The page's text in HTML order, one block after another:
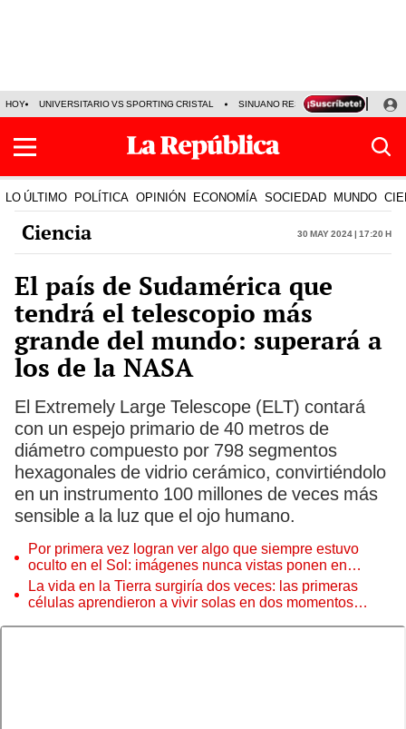
HOY UNIVERSITARIO VS SPORTING CRISTAL SINUANO RESULTADOS HOY
LO ÚLTIMO POLÍTICA OPINIÓN ECONOMÍA SOCIEDAD MUNDO
Ciencia 30 May 2024 | 17:20 h
El país de Sudamérica que
tendrá el telescopio más
grande del mundo: superará a
los de la NASA
El Extremely Large Telescope (ELT) contará
con un espejo primario de 40 metros de
diámetro compuesto por 798 segmentos
hexagonales de vidrio cerámico, convirtiéndolo
en un instrumento 100 millones de veces más
sensible a la luz que el ojo humano.
Por primera vez logran ver algo que siempre estuvo
oculto en el Sol: imágenes nunca vistas ponen en
aprietos a científicos
La vida en la Tierra surgiría dos veces: las primeras
células aprendieron a vivir solas en dos momentos